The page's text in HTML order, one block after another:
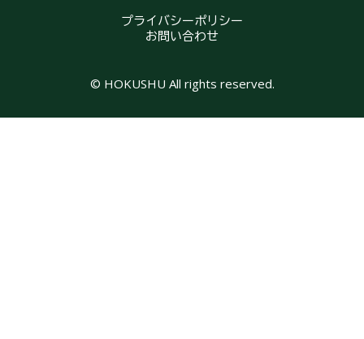
プライバシーポリシー
お問い合わせ
© HOKUSHU All rights reserved.